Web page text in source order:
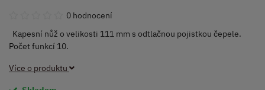
0 hodnocení
Kapesní nůž o velikosti 111 mm s odtlačnou pojistkou čepele.
Počet funkcí 10.
Více o produktu